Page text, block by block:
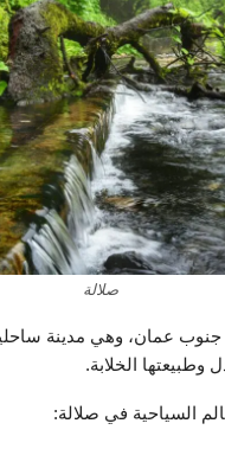
صلالة
عمان، وهي مدينة ساحلية
وطبيعتها الخلابة.
السياحية في صلالة: